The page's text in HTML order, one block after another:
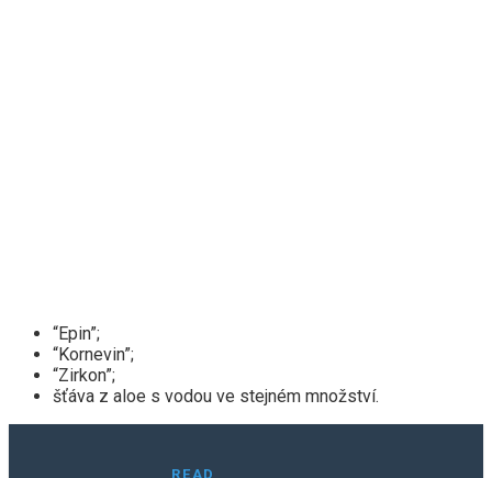
“Epin”;
“Kornevin”;
“Zirkon”;
šťáva z aloe s vodou ve stejném množství.
READ